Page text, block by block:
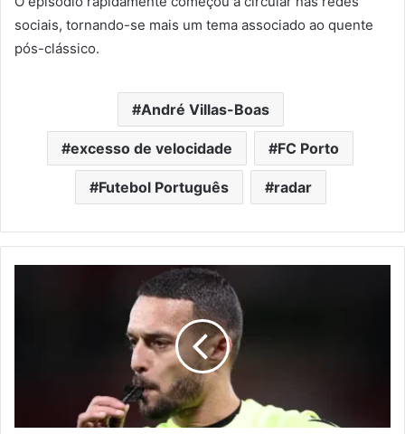
sociais, tornando-se mais um tema associado ao quente
pós-clássico.
André Villas-Boas
excesso de velocidade FC Porto
Futebol Português radar